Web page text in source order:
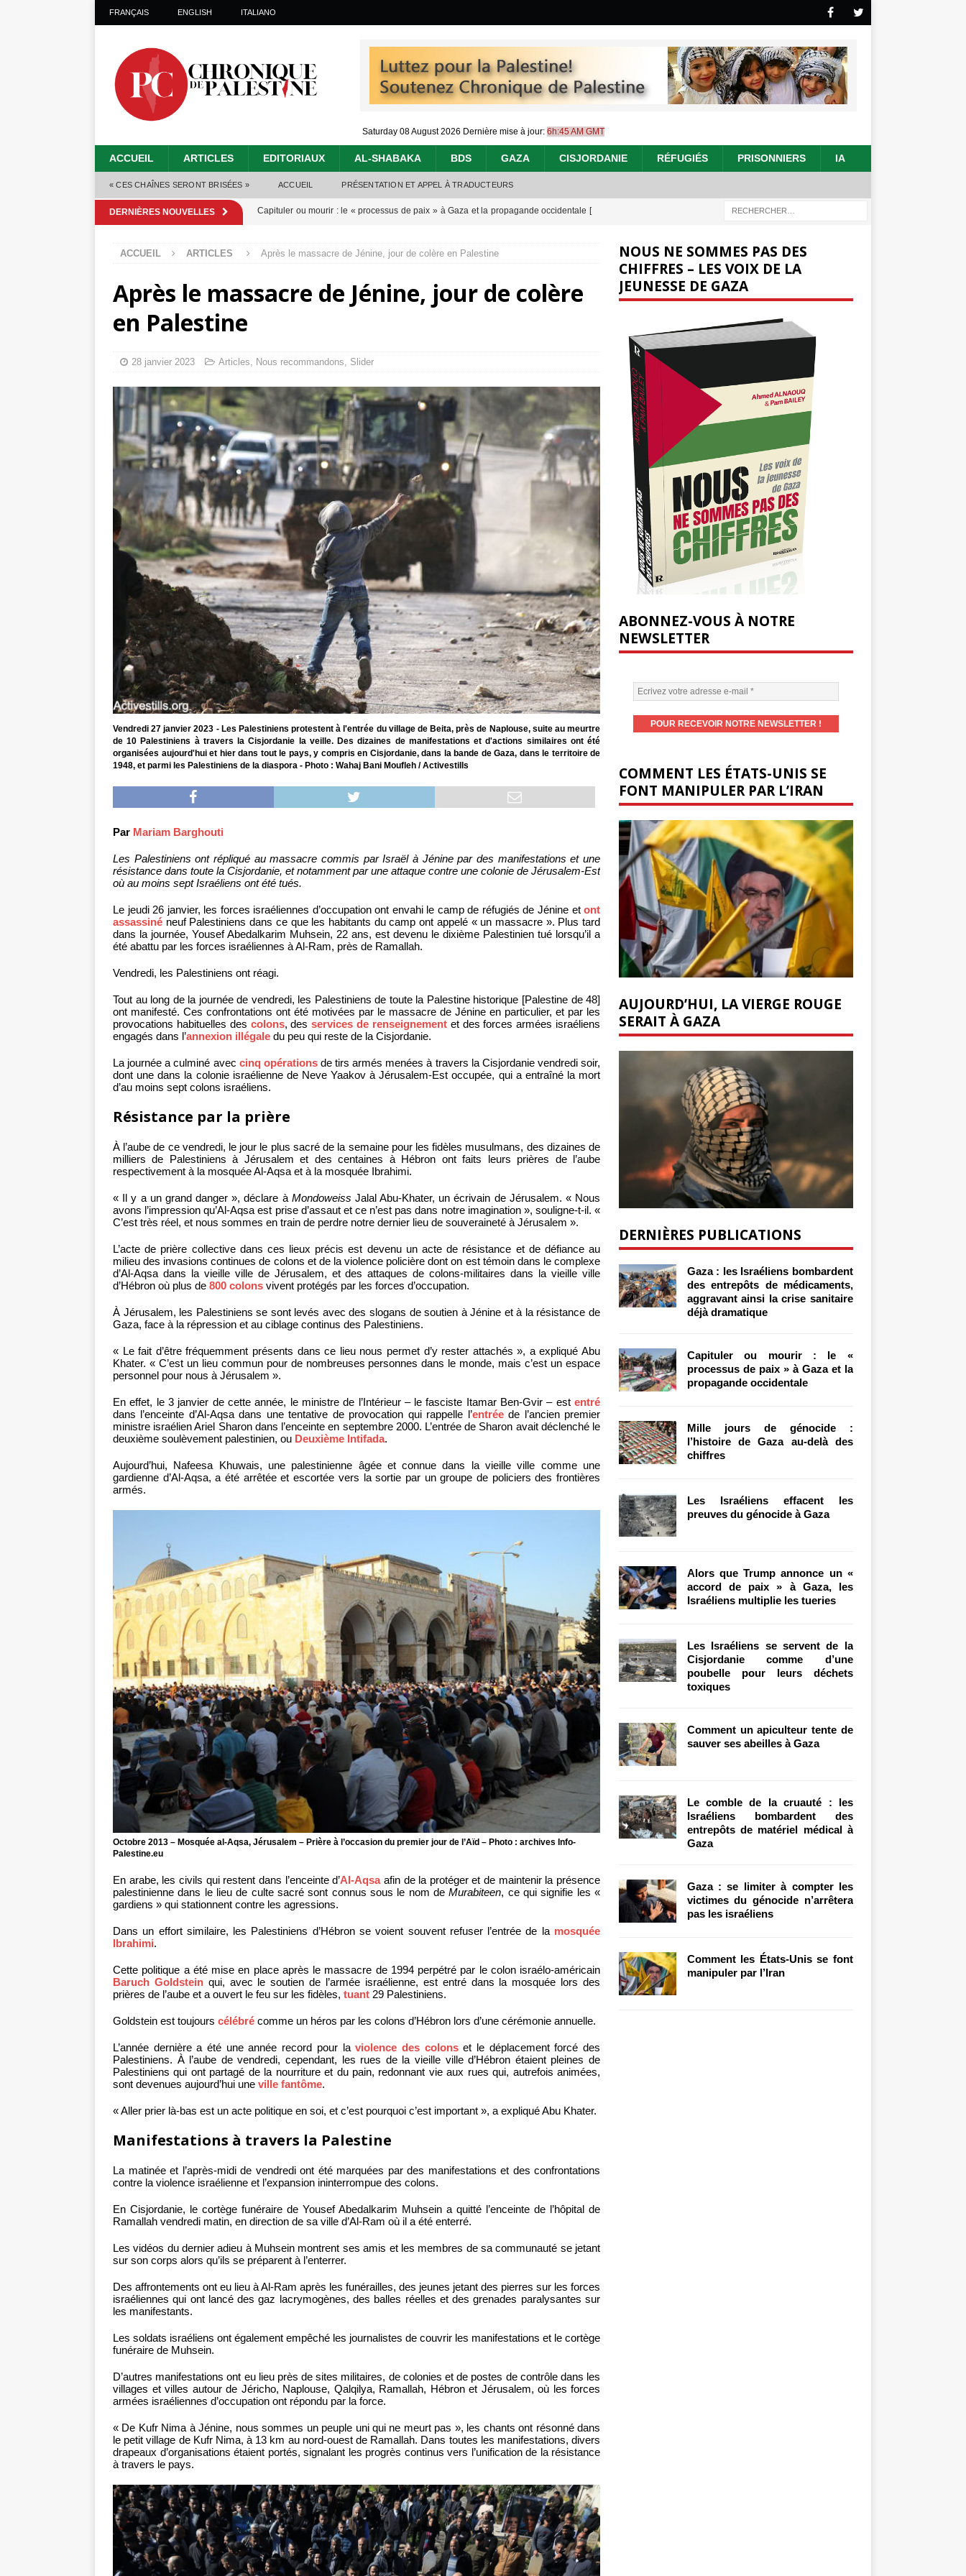
FRANÇAIS ENGLISH ITALIANO
Saturday 08 August 2026 Dernière mise à jour: 6h:45 AM GMT
ACCUEIL ARTICLES EDITORIAUX AL-SHABAKA BDS GAZA CISJORDANIE RÉFUGIÉS PRISONNIERS IA
« CES CHAÎNES SERONT BRISÉES » ACCUEIL PRÉSENTATION ET APPEL À TRADUCTEURS
DERNIÈRES NOUVELLES Capituler ou mourir : le « processus de paix » à Gaza et la propagande occidentale [
Mille jours de génocide : l’histoire de Gaza au-delà des chiffres
Les Israéliens effacent les preuves du génocide à Gaza [ 4 août 2026 ]
Alors que Trump annonce un « accord de paix » à Gaza, les Israéliens multiplie les
Gaza : les Israéliens bombardent des entrepôts de médicaments, aggravant ainsi la
ACCUEIL ARTICLES Après le massacre de Jénine, jour de colère en Palestine
Après le massacre de Jénine, jour de colère
en Palestine
28 janvier 2023 Articles, Nous recommandons, Slider
Vendredi 27 janvier 2023 - Les Palestiniens protestent à l'entrée du village de Beita, près de Naplouse, suite au meurtre
de 10 Palestiniens à travers la Cisjordanie la veille. Des dizaines de manifestations et d'actions similaires ont été
organisées aujourd'hui et hier dans tout le pays, y compris en Cisjordanie, dans la bande de Gaza, dans le territoire de
1948, et parmi les Palestiniens de la diaspora - Photo : Wahaj Bani Moufleh / Activestills
Par Mariam Barghouti
Les Palestiniens ont répliqué au massacre commis par Israël à Jénine par des manifestations et une
résistance dans toute la Cisjordanie, et notamment par une attaque contre une colonie de Jérusalem-Est
où au moins sept Israéliens ont été tués.
Le jeudi 26 janvier, les forces israéliennes d’occupation ont envahi le camp de réfugiés de Jénine etont
assassiné neuf Palestiniens dans ce que les habitants du camp ont appelé « un massacre ». Plus tard
dans la journée, Yousef Abedalkarim Muhsein, 22 ans, est devenu le dixième Palestinien tué lorsqu’il a
été abattu par les forces israéliennes à Al-Ram, près de Ramallah.
Vendredi, les Palestiniens ont réagi.
Tout au long de la journée de vendredi, les Palestiniens de toute la Palestine historique [Palestine de 48]
ont manifesté. Ces confrontations ont été motivées par le massacre de Jénine en particulier, et par les
provocations habituelles des colons, desservices de renseignementet des forces armées israéliens
engagés dans l’annexion illégale du peu qui reste de la Cisjordanie.
La journée a culminé avec cinq opérationsde tirs armés menées à travers la Cisjordanie vendredi soir,
dont une dans la colonie israélienne de Neve Yaakov à Jérusalem-Est occupée, qui a entraîné la mort
d’au moins sept colons israéliens.
Résistance par la prière
À l’aube de ce vendredi, le jour le plus sacré de la semaine pour les fidèles musulmans, des dizaines de
milliers de Palestiniens à Jérusalem et des centaines à Hébron ont faits leurs prières de l’aube
respectivement à la mosquée Al-Aqsa et à la mosquée Ibrahimi.
« Il y a un grand danger », déclare à Mondoweiss Jalal Abu-Khater, un écrivain de Jérusalem. « Nous
avons l’impression qu’Al-Aqsa est prise d’assaut et ce n’est pas dans notre imagination », souligne-t-il. «
C’est très réel, et nous sommes en train de perdre notre dernier lieu de souveraineté à Jérusalem ».
L’acte de prière collective dans ces lieux précis est devenu un acte de résistance et de défiance au
milieu des invasions continues de colons et de la violence policière dont on est témoin dans le complexe
d’Al-Aqsa dans la vieille ville de Jérusalem, et des attaques de colons-militaires dans la vieille ville
d’Hébron où plus de 800 colons vivent protégés par les forces d’occupation.
À Jérusalem, les Palestiniens se sont levés avec des slogans de soutien à Jénine et à la résistance de
Gaza, face à la répression et au ciblage continus des Palestiniens.
« Le fait d’être fréquemment présents dans ce lieu nous permet d’y rester attachés », a expliqué Abu
Khater. « C’est un lieu commun pour de nombreuses personnes dans le monde, mais c’est un espace
personnel pour nous à Jérusalem ».
En effet, le 3 janvier de cette année, le ministre de l’Intérieur – le fasciste Itamar Ben-Gvir – estentré
dans l’enceinte d’Al-Aqsa dans une tentative de provocation qui rappelle l’entréede l’ancien premier
ministre israélien Ariel Sharon dans l’enceinte en septembre 2000. L’entrée de Sharon avait déclenché le
deuxième soulèvement palestinien, ou Deuxième Intifada.
Aujourd’hui, Nafeesa Khuwais, une palestinienne âgée et connue dans la vieille ville comme une
gardienne d’Al-Aqsa, a été arrêtée et escortée vers la sortie par un groupe de policiers des frontières
armés.
Octobre 2013 – Mosquée al-Aqsa, Jérusalem – Prière à l’occasion du premier jour de l’Aïd – Photo : archives Info-
Palestine.eu
En arabe, les civils qui restent dans l’enceinte d’Al-Aqsaafin de la protéger et de maintenir la présence
palestinienne dans le lieu de culte sacré sont connus sous le nom deMurabiteen, ce qui signifie les «
gardiens » qui stationnent contre les agressions.
Dans un effort similaire, les Palestiniens d’Hébron se voient souvent refuser l’entrée de la mosquée
Ibrahimi.
Cette politique a été mise en place après le massacre de 1994 perpétré par le colon israélo-américain
Baruch Goldsteinqui, avec le soutien de l’armée israélienne, est entré dans la mosquée lors des
prières de l’aube et a ouvert le feu sur les fidèles, tuant 29 Palestiniens.
Goldstein est toujours célébré comme un héros par les colons d’Hébron lors d’une cérémonie annuelle.
L’année dernière a été une année record pour laviolence des colonset le déplacement forcé des
Palestiniens. À l’aube de vendredi, cependant, les rues de la vieille ville d’Hébron étaient pleines de
Palestiniens qui ont partagé de la nourriture et du pain, redonnant vie aux rues qui, autrefois animées,
sont devenues aujourd’hui une ville fantôme.
« Aller prier là-bas est un acte politique en soi, et c’est pourquoi c’est important », a expliqué Abu Khater.
Manifestations à travers la Palestine
La matinée et l’après-midi de vendredi ont été marquées par des manifestations et des confrontations
contre la violence israélienne et l’expansion ininterrompue des colons.
En Cisjordanie, le cortège funéraire de Yousef Abedalkarim Muhsein a quitté l’enceinte de l’hôpital de
Ramallah vendredi matin, en direction de sa ville d’Al-Ram où il a été enterré.
Les vidéos du dernier adieu à Muhsein montrent ses amis et les membres de sa communauté se jetant
sur son corps alors qu’ils se préparent à l’enterrer.
Des affrontements ont eu lieu à Al-Ram après les funérailles, des jeunes jetant des pierres sur les forces
israéliennes qui ont lancé des gaz lacrymogènes, des balles réelles et des grenades paralysantes sur
les manifestants.
Les soldats israéliens ont également empêché les journalistes de couvrir les manifestations et le cortège
funéraire de Muhsein.
D’autres manifestations ont eu lieu près de sites militaires, de colonies et de postes de contrôle dans les
villages et villes autour de Jéricho, Naplouse, Qalqilya, Ramallah, Hébron et Jérusalem, où les forces
armées israéliennes d’occupation ont répondu par la force.
« De Kufr Nima à Jénine, nous sommes un peuple uni qui ne meurt pas », les chants ont résonné dans
le petit village de Kufr Nima, à 13 km au nord-ouest de Ramallah. Dans toutes les manifestations, divers
drapeaux d’organisations étaient portés, signalant les progrès continus vers l’unification de la résistance
à travers le pays.
NOUS NE SOMMES PAS DES
CHIFFRES – LES VOIX DE LA
JEUNESSE DE GAZA
ABONNEZ-VOUS À NOTRE
NEWSLETTER
COMMENT LES ÉTATS-UNIS SE
FONT MANIPULER PAR L’IRAN
AUJOURD’HUI, LA VIERGE ROUGE
SERAIT À GAZA
DERNIÈRES PUBLICATIONS
Gaza : les Israéliens bombardent
des entrepôts de médicaments,
aggravant ainsi la crise sanitaire
déjà dramatique
Capituler ou mourir : le «
processus de paix » à Gaza et la
propagande occidentale
Mille jours de génocide :
l’histoire de Gaza au-delà des
chiffres
Les Israéliens effacent les
preuves du génocide à Gaza
Alors que Trump annonce un «
accord de paix » à Gaza, les
Israéliens multiplie les tueries
Les Israéliens se servent de la
Cisjordanie comme d’une
poubelle pour leurs déchets
toxiques
Comment un apiculteur tente de
sauver ses abeilles à Gaza
Le comble de la cruauté : les
Israéliens bombardent des
entrepôts de matériel médical à
Gaza
Gaza : se limiter à compter les
victimes du génocide n’arrêtera
pas les israéliens
Comment les États-Unis se font
manipuler par l’Iran